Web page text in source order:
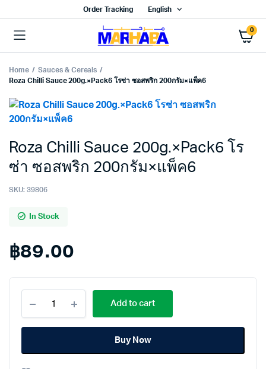
Order Tracking English
0
Home
Sauces & Cereals
Roza Chilli Sauce 200g.×Pack6 โรซ่า ซอสพริก 200กรัม×แพ็ค6
Roza Chilli Sauce 200g.×Pack6 โร
ซ่า ซอสพริก 200กรัม×แพ็ค6
SKU: 39806
In Stock
฿89.00
Chilli
Sauce
200g.×Pack6
ซ่า
Add to cart
Buy Now